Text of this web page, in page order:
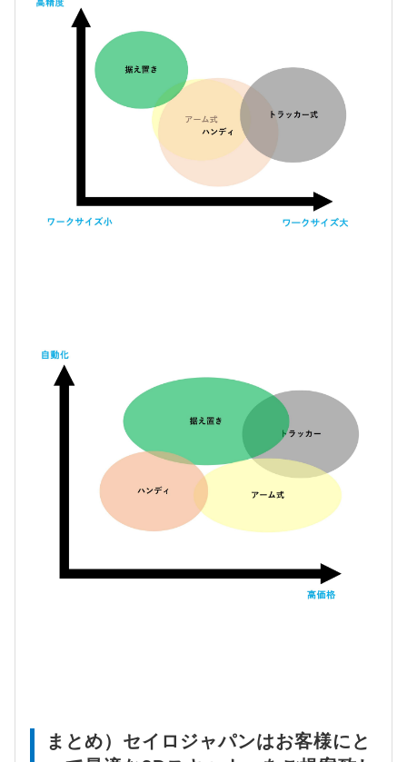
まとめ）セイロジャパンはお客様にと